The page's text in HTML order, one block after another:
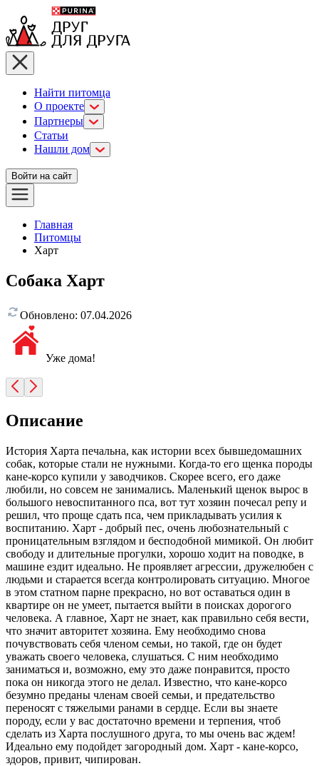
Найти питомца
О проекте
Партнеры
Статьи
Нашли дом
Войти на сайт
Главная
Питомцы
Харт
Собака Харт
Обновлено: 07.04.2026
Уже дома!
Описание
История Харта печальна, как истории всех бывшедомашних
собак, которые стали не нужными. Когда-то его щенка породы
кане-корсо купили у заводчиков. Скорее всего, его даже
любили, но совсем не занимались. Маленький щенок вырос в
большого невоспитанного пса, вот тут хозяин почесал репу и
решил, что проще сдать пса, чем прикладывать усилия к
воспитанию. Харт - добрый пес, очень любознательный с
проницательным взглядом и бесподобной мимикой. Он любит
свободу и длительные прогулки, хорошо ходит на поводке, в
машине ездит идеально. Не проявляет агрессии, дружелюбен с
людьми и старается всегда контролировать ситуацию. Многое
в этом статном парне прекрасно, но вот оставаться один в
квартире он не умеет, пытается выйти в поисках дорогого
человека. А главное, Харт не знает, как правильно себя вести,
что значит авторитет хозяина. Ему необходимо снова
почувствовать себя членом семьи, но такой, где он будет
уважать своего человека, слушаться. С ним необходимо
заниматься и, возможно, ему это даже понравится, просто
пока он никогда этого не делал. Известно, что кане-корсо
безумно преданы членам своей семьи, и предательство
переносят с тяжелыми ранами в сердце. Если вы знаете
породу, если у вас достаточно времени и терпения, чтоб
сделать из Харта послушного друга, то мы очень вас ждем!
Идеально ему подойдет загородный дом. Харт - кане-корсо,
здоров, привит, чипирован.